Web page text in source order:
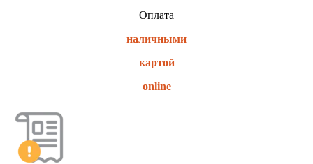
Оплата
наличными
картой
online